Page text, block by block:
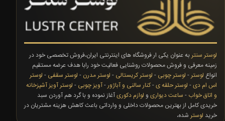
لوستر سنتر به عنوان یکی ار فروشگاه های اینترنتی ایران،فروش تخصصی خود در
زمینه معرفی و فروش محصولات روشنایی فعالیت خود رابا هدف عرضه مستقیم
انواع لوستر - لوستر چوبی - لوستر کریستالی - لوستر مدرن - لوستر سقفی - لوستر
اس ام دی- لوستر حلقه ی-کنار سالنی و آباژور-آویز چوبی - لوستر آویز آشپزخانه
و اتاق خواب - ساعت دیواری و لوازم دکوریآغاز نموده و با گرد هم آوردن سبد
خریدی کامل از بهترین محصولات داخلی و وارداتی باعث کاهش هزینه مشتریان در
خرید لوستر شده،